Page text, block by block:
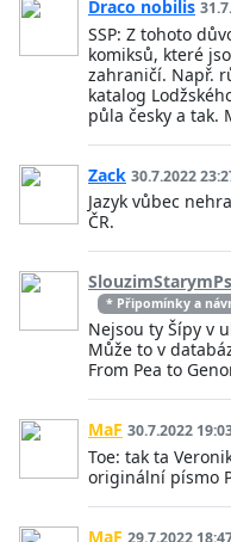
Draco nobilis
SSP: Z tohoto
komiksů, které
zahraničí. Např.
katalog
půla česky a tak.
Zack 30.7.2022
Jazyk vůbec
ČR.
* Připomínky a
Nejsou ty Šípy v
Může to v
From Pea to
MaF 30.7.2022
Toe: tak ta
originální písmo
MaF 29.7.2022